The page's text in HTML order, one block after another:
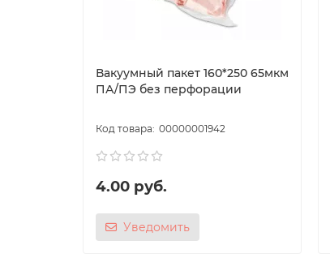
Вакуумный пакет 160*250 65мкм
ПА/ПЭ без перфорации
00000001942
4.00 руб.
Уведомить